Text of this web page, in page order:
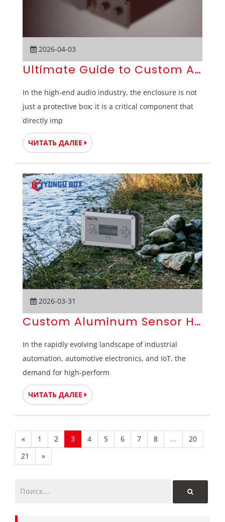
2026-04-03
Ultimate Guide to Custom
In the high-end audio industry, the enclosure is not
just a protective box; it is a critical component that
directly imp
ЧИТАТЬ ДАЛЕЕ
2026-03-31
Custom Aluminum Sensor
In the rapidly evolving landscape of industrial
automation, automotive electronics, and IoT, the
demand for high-perform
ЧИТАТЬ ДАЛЕЕ
« 1 2 3 4 5 6 7 8 ...
20
21
»